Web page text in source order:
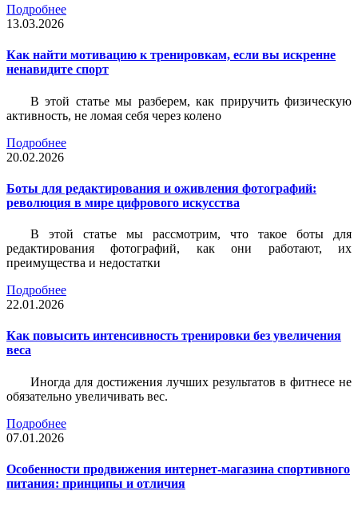
Подробнее
13.03.2026
Как найти мотивацию к тренировкам, если вы искренне
ненавидите спорт
В этой статье мы разберем, как приручить физическую
активность, не ломая себя через колено
Подробнее
20.02.2026
Боты для редактирования и оживления фотографий:
революция в мире цифрового искусства
В этой статье мы рассмотрим, что такое боты для
редактирования фотографий, как они работают, их
преимущества и недостатки
Подробнее
22.01.2026
Как повысить интенсивность тренировки без увеличения
веса
Иногда для достижения лучших результатов в фитнесе не
обязательно увеличивать вес.
Подробнее
07.01.2026
Особенности продвижения интернет-магазина спортивного
питания: принципы и отличия